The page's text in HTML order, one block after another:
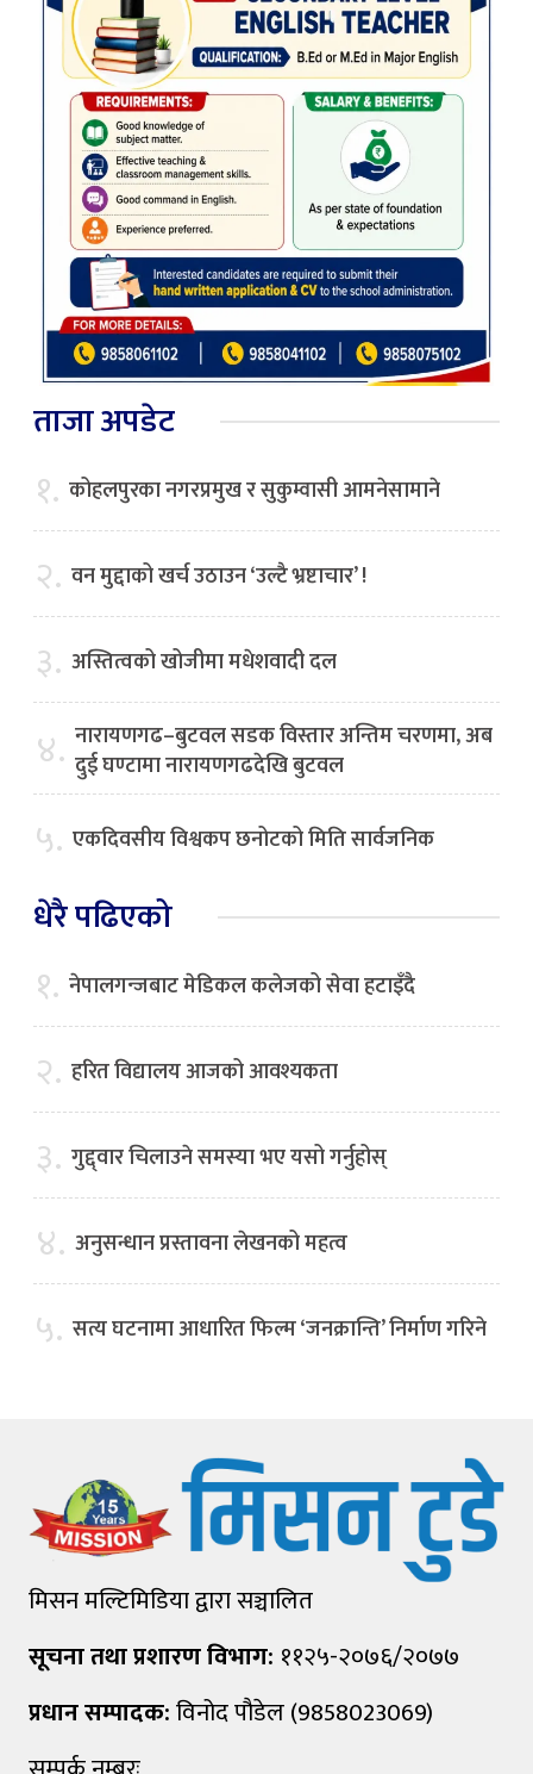
ताजा अपडेट
१. कोहलपुरका नगरप्रमुख र सुकुम्वासी आमनेसामाने
२. वन मुद्दाको खर्च उठाउन ‘उल्टै भ्रष्टाचार’ !
३. अस्तित्वको खोजीमा मधेशवादी दल
४. नारायणगढ–बुटवल सडक विस्तार अन्तिम चरणमा, अब
दुई घण्टामा नारायणगढदेखि बुटवल
५. एकदिवसीय विश्वकप छनोटको मिति सार्वजनिक
धेरै पढिएको
१. नेपालगन्जबाट मेडिकल कलेजको सेवा हटाइँदै
२. हरित विद्यालय आजको आवश्यकता
३. गुद्द्वार चिलाउने समस्या भए यसो गर्नुहोस्
४. अनुसन्धान प्रस्तावना लेखनको महत्व
५. सत्य घटनामा आधारित फिल्म ‘जनक्रान्ति’ निर्माण गरिने
मिसन मल्टिमिडिया द्वारा सञ्चालित
सूचना तथा प्रशारण विभाग: ११२५-२०७६/२०७७
प्रधान सम्पादक:विनोद पौडेल (9858023069)